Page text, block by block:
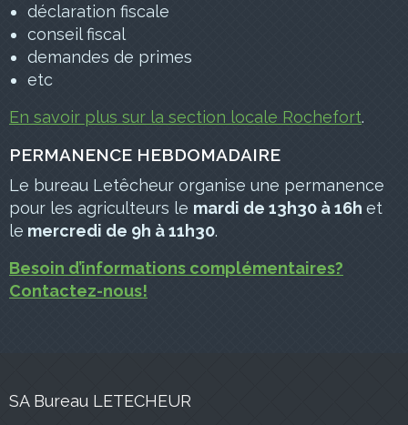
déclaration fiscale
conseil fiscal
demandes de primes
etc
En savoir plus sur la section locale Rochefort.
PERMANENCE HEBDOMADAIRE
Le bureau Letêcheur organise une permanence
pour les agriculteurs le mardi de 13h30 à 16h et
le mercredi de 9h à 11h30.
Besoin d’informations complémentaires?
Contactez-nous!
SA Bureau LETECHEUR